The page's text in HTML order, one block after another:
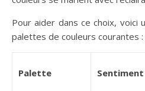
Pour aider dans ce choix, voici
palettes de couleurs courantes :
Palette Sentiment